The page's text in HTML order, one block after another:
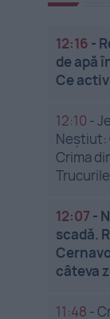
12:16 -
de apă
Ce
12:10 -
Neștiut:
Crima
Trucurile
12:07 -
scadă.
câteva
11:48 -